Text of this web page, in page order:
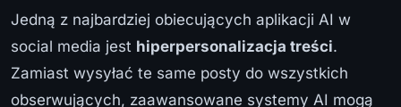
Jedną z najbardziej obiecujących aplikacji AI w
social media jest hiperpersonalizacja treści.
Zamiast wysyłać te same posty do wszystkich
obserwujących, zaawansowane systemy AI mogą